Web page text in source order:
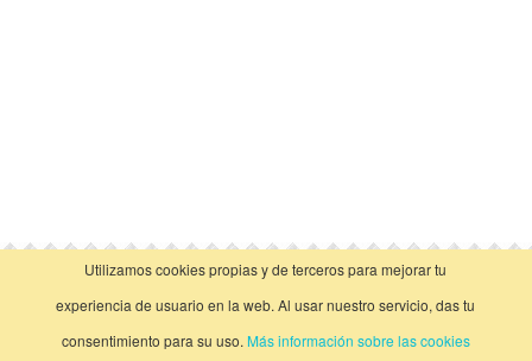
Utilizamos cookies propias y de terceros para mejorar tu
experiencia de usuario en la web. Al usar nuestro servicio, das tu
consentimiento para su uso. Más información sobre las cookies
vista clásica